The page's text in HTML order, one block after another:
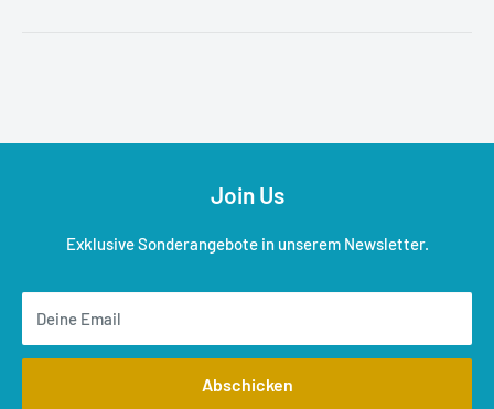
Join Us
Exklusive Sonderangebote in unserem Newsletter.
Deine Email
Abschicken